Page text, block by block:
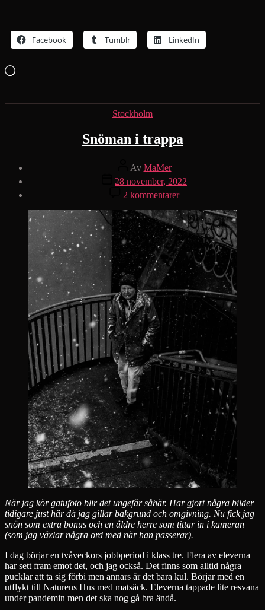
Facebook Tumblr LinkedIn
Laddar
Kategorier
Stockholm
Snöman i trappa
Inläggsförfattare
Av MaMer
Inläggsdatum
28 november, 2022
2 kommentarertill
Snöman
i
trappa
När jag kör gatufoto blir det ungefär såhär. Har gjort några bilder
tidigare just här då jag gillar bakgrund och omgivning. Nu fick jag
snön som extra bonus och en äldre herre som tittar in i kameran
(som jag växlar några ord med när han passerar).
I dag börjar en tvåveckors jobbperiod i klass tre. Flera av eleverna
har sett fram emot det, och jag också. Det finns som alltid några
pucklar att ta sig förbi men annars är det bara kul. Börjar med en
utflykt till Naturens Hus med matsäck. Eleverna tappade lite resvana
under pandemin men det ska nog gå bra ändå.